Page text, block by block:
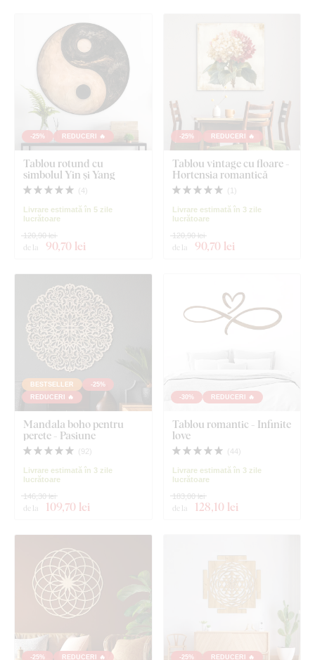
-25% REDUCERI 🔥
Tablou rotund cu
simbolul Yin și Yang
( 4 )
Livrare estimată în 5 zile
lucrătoare
de la 90,70 lei
120,90 lei
-25% REDUCERI 🔥
Tablou vintage cu floare -
Hortensia romantică
( 1)
Livrare estimată în 3 zile
lucrătoare
de la 90,70 lei
120,90 lei
BESTSELLER
-25%
REDUCERI 🔥
Mandala boho pentru
perete - Pasiune
( 92)
Livrare estimată în 3 zile
lucrătoare
de la 109,70 lei
146,30 lei
-30% REDUCERI 🔥
Tablou romantic - Infinite
love
( 44)
Livrare estimată în 3 zile
lucrătoare
de la 128,10 lei
183,00 lei
-25% REDUCERI 🔥 -25% REDUCERI 🔥